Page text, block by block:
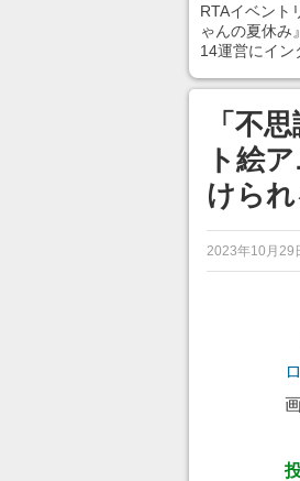
RTAイベント
ゃんの夏休み
14運営にイン
ンネルの貸し
から1週間に
「不
ト絵
けられ
2023年10月29